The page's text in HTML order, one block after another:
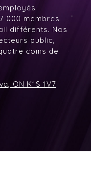
000 membres
différents. Nos
public,
coins de
ON K1S 1V7